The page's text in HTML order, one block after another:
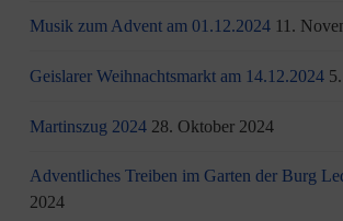
Musik zum Advent am 01.12.2024 11.
Geislarer Weihnachtsmarkt am 14.12.2024
Martinszug 2024 28. Oktober 2024
Adventliches Treiben im Garten der Burg
2024